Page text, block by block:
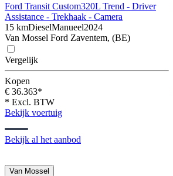
Ford Transit Custom320L Trend - Driver
Assistance - Trekhaak - Camera
15 kmDieselManueel2024
Van Mossel Ford Zaventem, (BE)
Vergelijk
Kopen
€ 36.363*
* Excl. BTW
Bekijk voertuig
Bekijk al het aanbod
Van Mossel